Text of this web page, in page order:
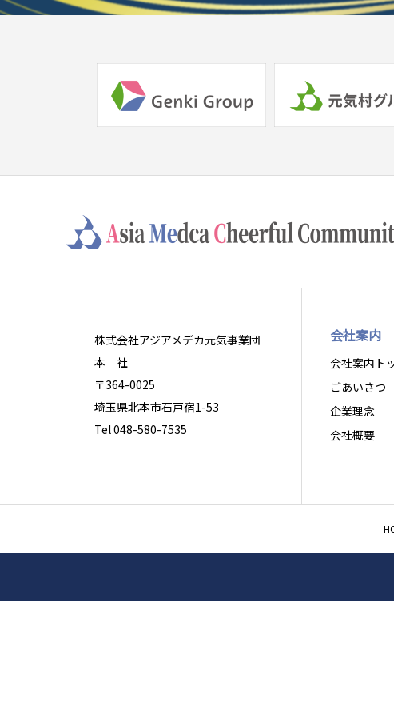
株式会社アジアメデカ元気事業団
本 社
〒364-0025
埼玉県北本市石戸宿1-53
Tel 048-580-7535
会社案内
会社案内ト
ごあいさつ
企業理念
会社概要